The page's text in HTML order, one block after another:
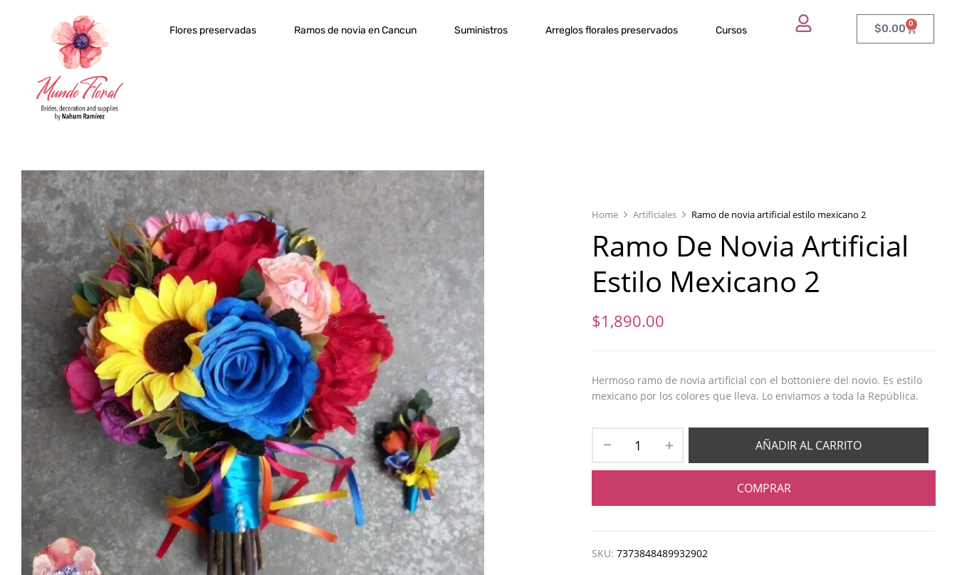
Flores preservadas Ramos de novia en Cancun Suministros Arreglos florales preservados Cursos $0.00 0
Home Artificiales Ramo de novia artificial estilo mexicano 2
Ramo De Novia Artificial
Estilo Mexicano 2
$1,890.00
Hermoso ramo de novia artificial con el bottoniere del novio. Es estilo
mexicano por los colores que lleva. Lo enviamos a toda la República.
AÑADIR AL CARRITO
COMPRAR
SKU:7373848489932902